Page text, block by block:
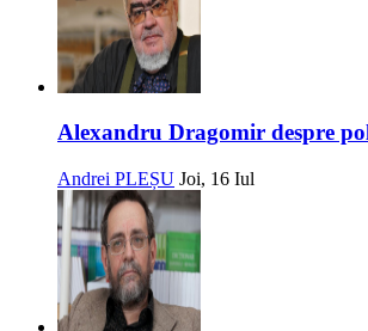
Alexandru Dragomir despre
Andrei PLEȘU Joi, 16 Iul